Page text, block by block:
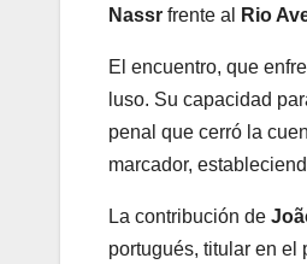
Nassr frente al Rio
El encuentro, que
luso. Su capacidad
penal que cerró la
marcador,
La contribución de
portugués, titular en el